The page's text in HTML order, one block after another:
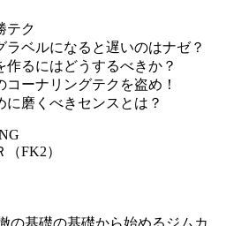
テク
ベルになると遅いのはナゼ？
るにはどうするべきか？
ーナリングテクを盗め！
磨くべきセンスとは？
FK2）